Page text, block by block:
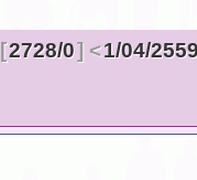
2728/0 1/04/